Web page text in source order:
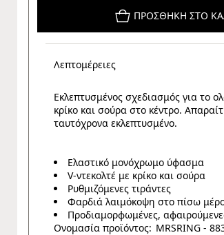
ΠΡΟΣΘΉΚΗ ΣΤΟ
Λεπτομέρειες
Εκλεπτυσμένος σχεδιασμός για το
κρίκο και σούρα στο κέντρο.
ταυτόχρονα εκλεπτυσμένο.
Ελαστικό μονόχρωμο ύφασμα
V-ντεκολτέ με κρίκο και σούρα
Ρυθμιζόμενες τιράντες
Φαρδιά λαιμόκοψη στο πίσω
Προδιαμορφωμένες,
Ονομασία προϊόντος: MRSRING -